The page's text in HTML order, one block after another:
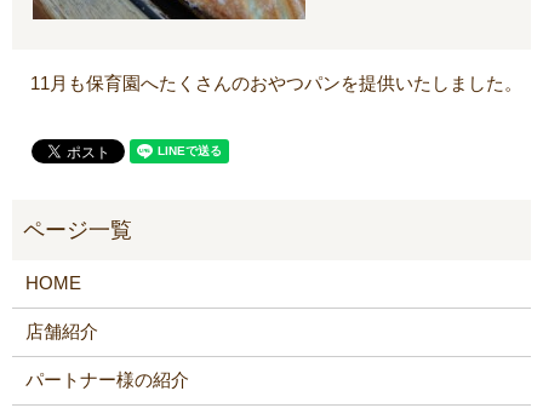
11月も保育園へたくさんのおやつパンを提供いたしました。
HOME
店舗紹介
パートナー様の紹介